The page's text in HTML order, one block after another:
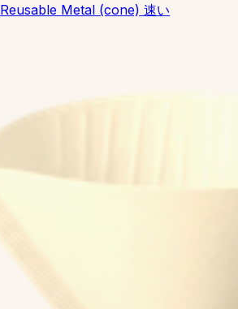
Reusable Metal (cone) 速い